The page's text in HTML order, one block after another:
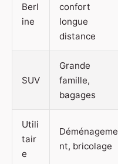
Berl
ine
confort
longue
distance
SUV
Grande
famille,
bagages
Utili
tair
e
Déménageme
nt, bricolage